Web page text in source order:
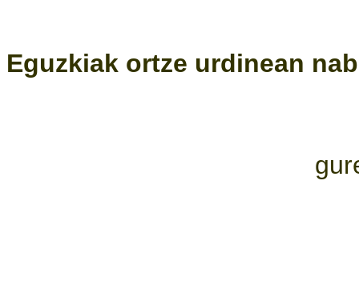
Eguzkiak ortze urdinean